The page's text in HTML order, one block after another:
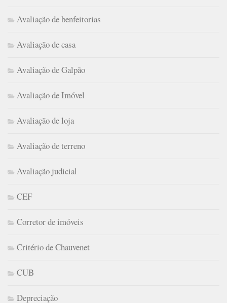
Avaliação de benfeitorias
Avaliação de casa
Avaliação de Galpão
Avaliação de Imóvel
Avaliação de loja
Avaliação de terreno
Avaliação judicial
CEF
Corretor de imóveis
Critério de Chauvenet
CUB
Depreciação